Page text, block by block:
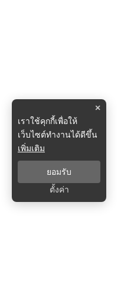
×
เราใช้คุกกี้เพื่อให้
เว็บไซต์ทำงานได้ดีขึ้น
เพิ่มเติม
ยอมรับ
ตั้งค่า